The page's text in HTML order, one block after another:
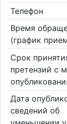
Телефон
Время
(график
Срок
претензий с
Дата
сведений об